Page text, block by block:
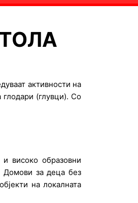
активности на
(глувци). Со
високо образовни
Домови за деца без
на локалната